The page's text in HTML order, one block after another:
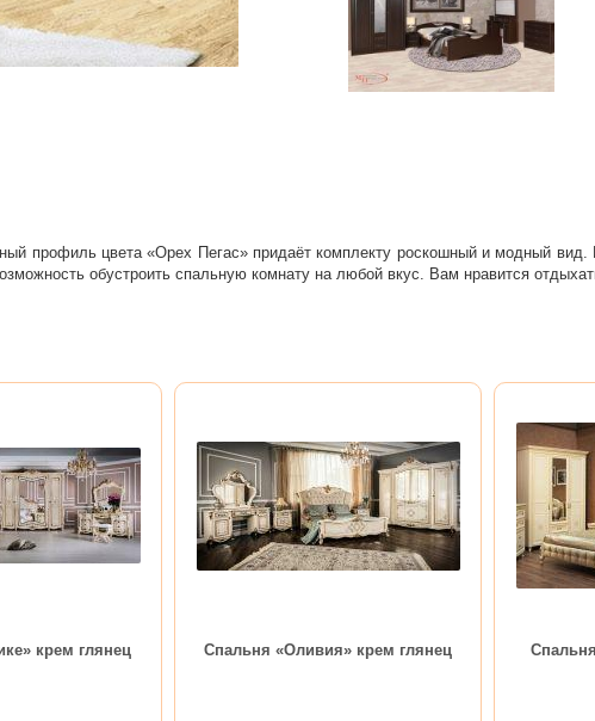
профиль цвета «Орех Пегас» придаёт комплекту роскошный и модный
обустроить спальную комнату на любой вкус. Вам нравится
крем глянец Спальня «Оливия» крем глянец